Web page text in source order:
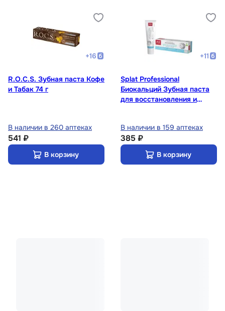
+16
R.O.C.S. Зубная паста Кофе
и Табак 74 г
В наличии в 260 аптеках
541 ₽
В корзину
+11
Splat Professional
Биокальций Зубная паста
для восстановления и
В наличии в 159 аптеках
385 ₽
В корзину